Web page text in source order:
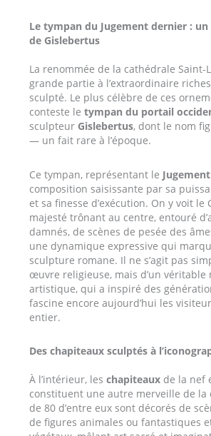
Le tympan du Jugement dernier :
de Gislebertus
La renommée de la cathédrale Saint-
grande partie à l’extraordinaire
sculpté. Le plus célèbre de ces
conteste le tympan du portail
sculpteur Gislebertus, dont le nom
— un fait rare à l’époque.
Ce tympan, représentant le
composition saisissante par sa
et sa finesse d’exécution. On y voit le
majesté trônant au centre, entouré
damnés, de scènes de pesée des
une dynamique expressive qui
sculpture romane. Il ne s’agit pas
œuvre religieuse, mais d’un véritable
artistique, qui a inspiré des
fascine encore aujourd’hui les
entier.
Des chapiteaux sculptés à
À l’intérieur, les chapiteauxde la nef
constituent une autre merveille de la
de 80 d’entre eux sont décorés de
de figures animales ou fantastiques